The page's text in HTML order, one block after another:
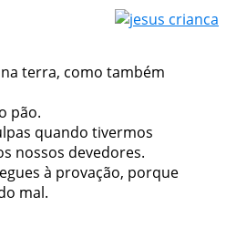
terra, como também
pão.
quando tivermos
nossos devedores.
à provação, porque
mal.